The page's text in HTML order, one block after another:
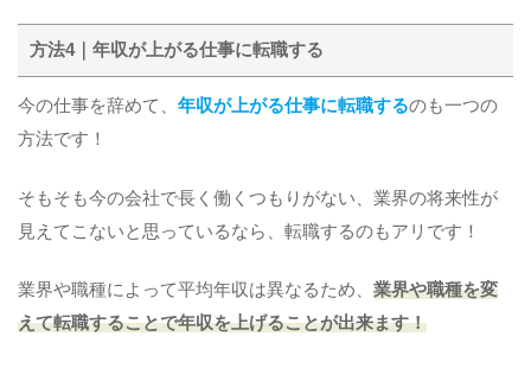
方法4｜年収が上がる仕事に転職する
今の仕事を辞めて、 年収が上がる仕事に転職するのも一つの
方法です！
そもそも今の会社で長く働くつもりがない、業界の将来性が
見えてこないと思っているなら、転職するのもアリです！
業界や職種によって平均年収は異なるため、 業界や職種を変
えて転職することで年収を上げることが出来ます！